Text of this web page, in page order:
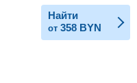
Найти
от 358 BYN